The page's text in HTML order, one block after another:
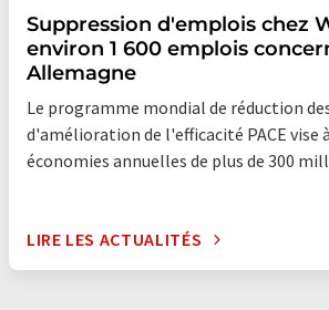
Suppression d'emplois chez
environ 1 600 emplois
Allemagne
Le programme mondial de réduction
d'amélioration de l'efficacité PACE vise
économies annuelles de plus de 300
LIRE LES ACTUALITÉS